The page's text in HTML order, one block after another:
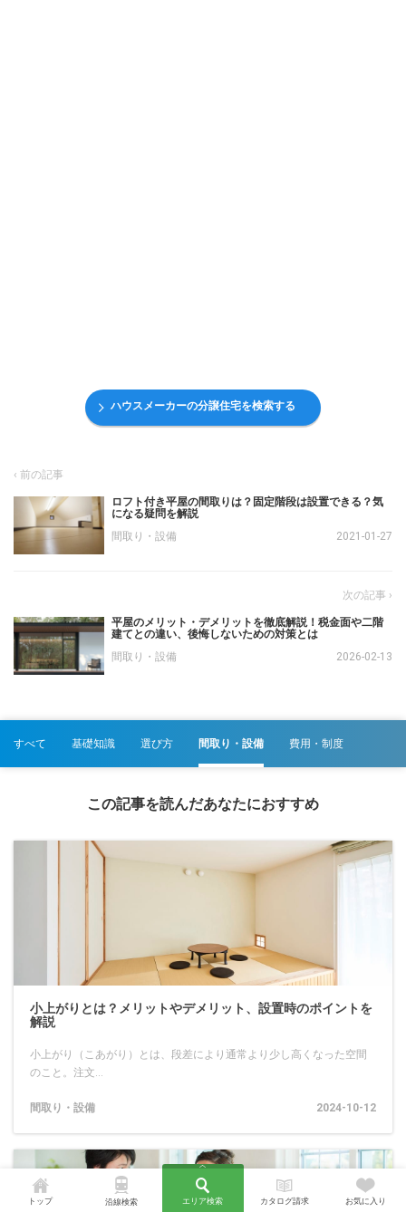
トップ 沿線検索 エリア検索 カタログ請求 お気に入り
ハウスメーカーの分譲住宅を検索する
ロフト付き平屋の間取りは？固定階段は設置できる？気
になる疑問を解説
間取り・設備
2021-01-27
平屋のメリット・デメリットを徹底解説！税金面や二階
建てとの違い、後悔しないための対策とは
間取り・設備
2026-02-13
すべて 基礎知識 選び方 間取り・設備 費用・制度
この記事を読んだあなたにおすすめ
小上がりとは？メリットやデメリット、設置時のポイントを
解説
小上がり（こあがり）とは、段差により通常より少し高くなった空間
のこと。注文...
間取り・設備 2024-10-12